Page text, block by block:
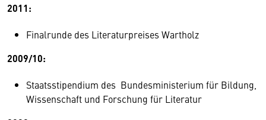
2011:
Finalrunde des Literaturpreises Wartholz
2009/10:
Staatsstipendium des Bundesministerium für Bildung,
Wissenschaft und Forschung für Literatur